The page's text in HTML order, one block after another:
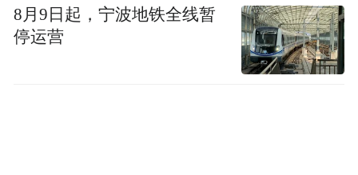
2.规范教育培训。强化员工岗前法律、职业
道德培训，树立正确的法治观、职业道德
8月9日起，宁波地铁全线暂
停运营